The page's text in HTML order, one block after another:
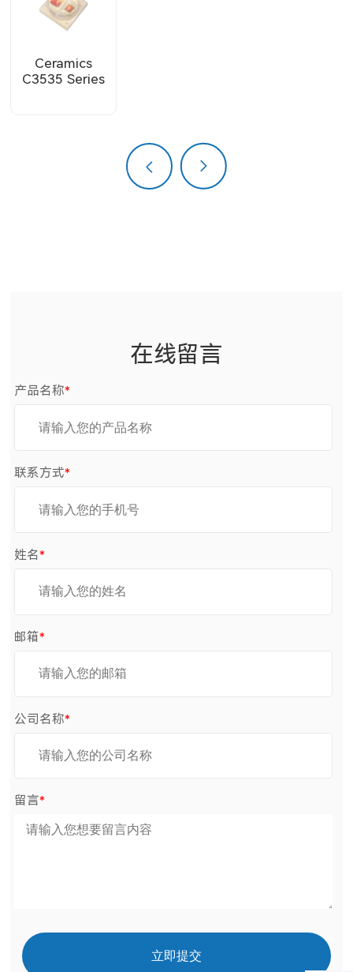
医美系列
TV背光系列
Ceramics
C3535 Series
上一页 下一页
在线留言
产品名称*
联系方式*
姓名*
邮箱*
公司名称*
留言*
立即提交